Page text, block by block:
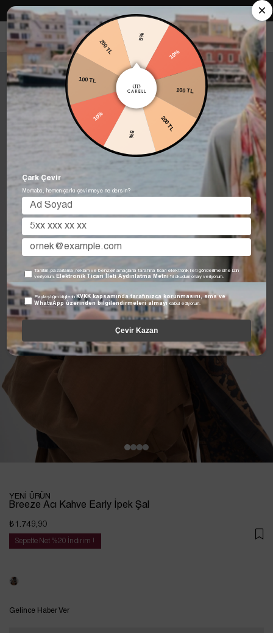
Carell in Roma Koleksiyonu Şimdi Satışta! Hemen keşfet.
YENİ ÜRÜN
Breeze Acı Kahve Early İpek Şal
₺1.749,90
Sepette Net %20 İndirim !
Tükendi
Gelince Haber Ver
5%
10%
100 TL
200 TL
5%
10%
100 TL
200 TL
Çark Çevir
Merhaba, hemen çarkı çevirmeye ne dersin?
Tanıtım, pazarlama, reklam ve benzeri amaçlarla tarafıma ticari elektronik ileti gönderilmesine izin
veriyorum. Elektronik Ticari İleti Aydınlatma Metni 'ni okudum onay veriyorum.
Paylaştığım bilgilerin KVKK kapsamında tarafınızca korunmasını, sms ve
WhatsApp üzerinden bilgilendirmeleri almayı
kabul ediyorum.
Çevir Kazan